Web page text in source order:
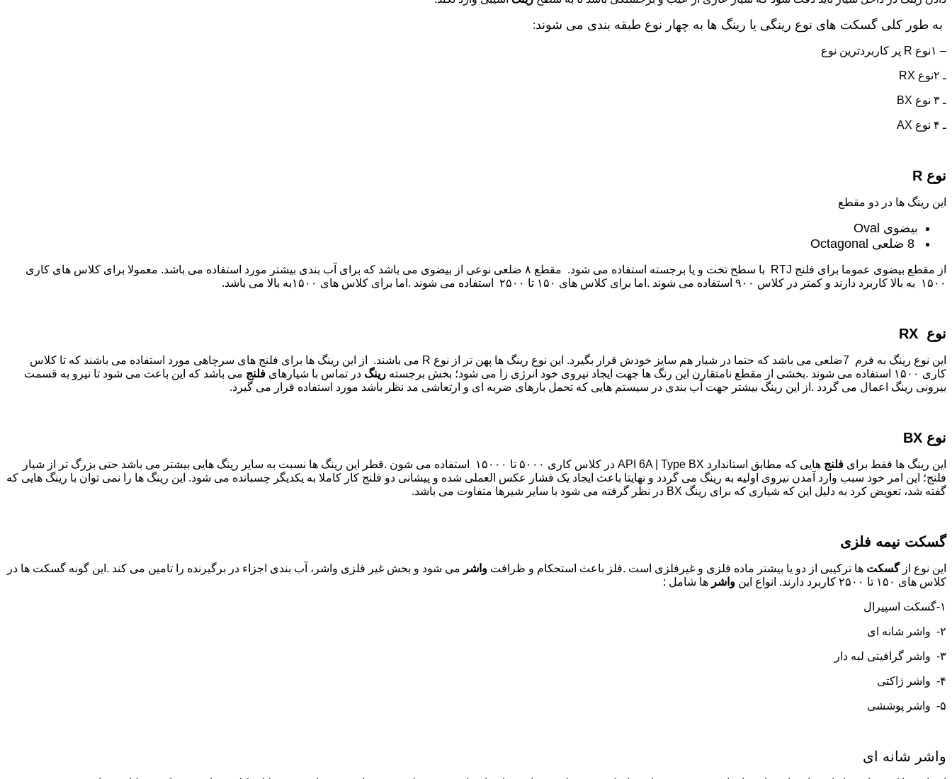
به طور کلی گسکت های نوع رینگی یا رینگ ها به چهار نوع طبقه بندی می شوند:
– ۱نوع R پر کاربردترین نوع
ـ ۲نوع RX
ـ ۳ نوع BX
ـ ۴ نوع AX
نوع R
این رینگ ها در دو مقطع
بیضوی Oval
از مقطع بیضوی عموما برای فلنج RTJ با سطح تخت و یا برجسته استفاده می شود. مقطع ۸ ضلعی نوعی از بیضوی می باشد که برای آب بندی بیشتر مورد استفاده می باشد. معمولا برای کلاس های کاری
۱۵۰۰ به بالا کاربرد دارند و کمتر در کلاس ۹۰۰ استفاده می شوند .اما برای کلاس های ۱۵۰ تا ۲۵۰۰ استفاده می شوند .اما برای کلاس های ۱۵۰۰به بالا می باشد.
نوع RX
این نوع رینگ به فرم 7ضلعی می باشد که حتما در شیار هم سایز خودش قرار بگیرد. این نوع رینگ ها پهن تر از نوع R می باشند. از این رینگ ها برای فلنج های سرچاهی مورد استفاده می باشند که تا کلاس
کاری ۱۵۰۰ استفاده می شوند .بخشی از مقطع نامتقارن این رنگ ها جهت ایجاد نیروی خود انرژی زا می شود؛ بخش برجسته
رینگ در تماس با شیارهای فلنج می باشد که این باعث می شود تا نیرو به قسمت
بیرونی رینگ اعمال می گردد .از این رینگ بیشتر جهت آب بندی در سیستم هایی که تحمل بارهای ضربه ای و ارتعاشی مد نظر باشد مورد استفاده قرار می گیرد.
نوع BX
این رینگ ها فقط برای فلنج
هایی که مطابق استاندارد API 6A | Type BX در کلاس کاری ۵۰۰۰ تا ۱۵۰۰۰ استفاده می شون .قطر این رینگ ها نسبت به سایر رینگ هایی بیشتر می باشد حتی بزرگ تر از شیار
فلنج؛ این امر خود سبب وارد آمدن نیروی اولیه به رینگ می گردد و نهایتا باعث ایجاد یک فشار عکس العملی شده و پیشانی دو فلنج کار کاملا به یکدیگر چسبانده می شود. این رینگ ها را نمی توان با رینگ هایی که
گفته شد، تعویض کرد به دلیل این که شیاری که برای رینگ BX در نظر گرفته می شود با سایر شیرها متفاوت می باشد.
گسکت نیمه فلزی
این نوع ازگسکت ها ترکیبی از دو یا بیشتر ماده فلزی و غیرفلزی است .فلز باعث استحکام و ظرافت واشر می شود و بخش غیر فلزی واشر، آب بندی اجزاء در برگیرنده را تامین می کند .این گونه گسکت ها در
کلاس های ۱۵۰ تا ۲۵۰۰ کاربرد دارند. انواع این
واشر ها شامل :
۱-گسکت اسپیرال
۲- واشر شانه ای
۳- واشر گرافیتی لبه دار
۴- واشر ژاکتی
۵- واشر پوششی
واشر شانه ای